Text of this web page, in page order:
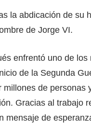
la abdicación de su
de Jorge VI.
enfrentó uno de
de la Segunda
millones de personas
Gracias al trabajo
mensaje de